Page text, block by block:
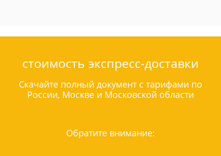
стоимость экспресс-доставки
Скачайте полный документ с тарифами по
России, Москве и Московской области
Обратите внимание: